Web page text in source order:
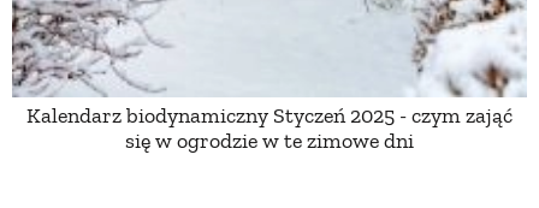
Kalendarz biodynamiczny Styczeń 2025 - czym zająć
się w ogrodzie w te zimowe dni